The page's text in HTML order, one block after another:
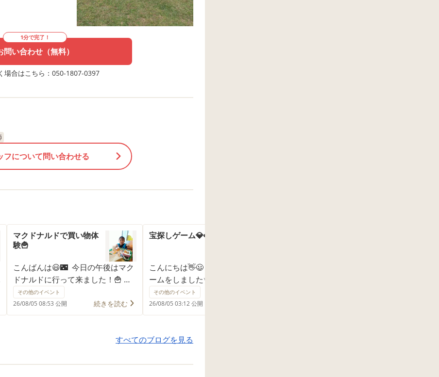
1分で完了！
問い合わせ（無料）
場合はこちら：050-1807-0397
フについて問い合わせる
マクドナルドで買い物体
験🍟
こんばんは😃🌃 今日の午後はマク
ドナルドに行って来ました！🍟 み
んなハッピーセットがいい！やお
もちゃこれがいい！など みんなワ
クワクしていました！💖 みんな店
「ありがとう」とお礼も言えまし
その他のイベント
26/08/05 08:53 公開 続きを読む
宝探しゲーム💎👀❗
こんにちは👋😃 午前中は宝探しゲ
ームをしました✨✨✨✨ チームに分
かれて、お星さまをお部屋の色々
な所に隠します❗ 小さなお友だちも
小学生のお友だちも、見つかりに
しながら隠していました。 それか
にあるかなぁとワクワク😃💕して
その他のイベント
26/08/05 03:12 公開
すべてのブログを見る